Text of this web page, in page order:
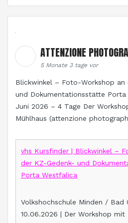
ATTENZIONE
5 Monate 3 tage vor
Blickwinkel – Foto-Workshop an
und Dokumentationsstätte Porta
Juni 2026 – 4 Tage Der
Mühlhaus (attenzione
vhs Kursfinder | Blickwinkel –
der KZ-Gedenk- und
Porta Westfalica
Volkshochschule Minden / Bad
10.06.2026 | Der Workshop mit